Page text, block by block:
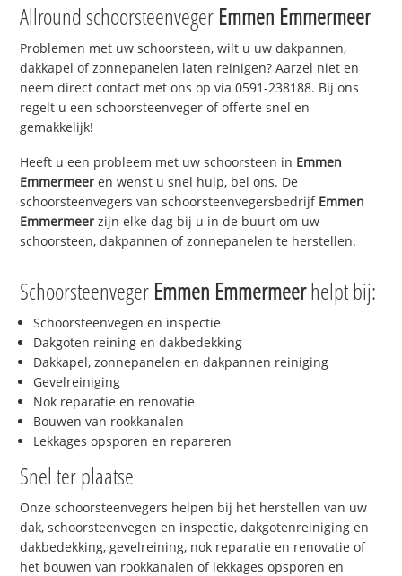
Allround schoorsteenveger Emmen Emmermeer
Problemen met uw schoorsteen, wilt u uw dakpannen,
dakkapel of zonnepanelen laten reinigen? Aarzel niet en
neem direct contact met ons op via 0591-238188. Bij ons
regelt u een schoorsteenveger of offerte snel en
gemakkelijk!
Heeft u een probleem met uw schoorsteen in Emmen
Emmermeer en wenst u snel hulp, bel ons. De
schoorsteenvegers van schoorsteenvegersbedrijf Emmen
Emmermeer zijn elke dag bij u in de buurt om uw
schoorsteen, dakpannen of zonnepanelen te herstellen.
Schoorsteenveger Emmen Emmermeerhelpt bij:
Schoorsteenvegen en inspectie
Dakgoten reining en dakbedekking
Dakkapel, zonnepanelen en dakpannen reiniging
Gevelreiniging
Nok reparatie en renovatie
Bouwen van rookkanalen
Lekkages opsporen en repareren
Snel ter plaatse
Onze schoorsteenvegers helpen bij het herstellen van uw
dak, schoorsteenvegen en inspectie, dakgotenreiniging en
dakbedekking, gevelreining, nok reparatie en renovatie of
het bouwen van rookkanalen of lekkages opsporen en